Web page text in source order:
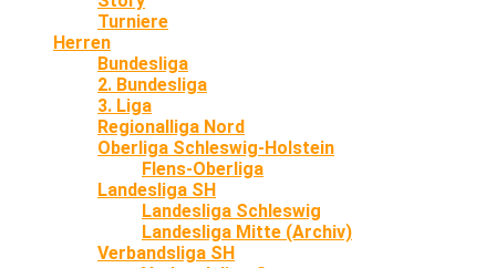
Turniere
Herren
Bundesliga
2. Bundesliga
3. Liga
Regionalliga Nord
Oberliga Schleswig-Holstein
Flens-Oberliga
Landesliga SH
Landesliga Schleswig
Landesliga Mitte (Archiv)
Verbandsliga SH